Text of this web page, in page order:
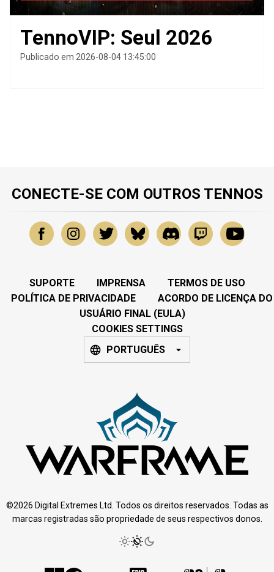
TennoVIP: Seul 2026
Publicado em 2026-08-04 13:45:00
CONECTE-SE COM OUTROS TENNOS
SUPORTE IMPRENSA
TERMOS DE USO
POLÍTICA DE PRIVACIDADE
ACORDO DE LICENÇA DO
USUÁRIO FINAL (EULA)
COOKIES SETTINGS
PORTUGUÊS
©2026 Digital Extremes Ltd. Todos os direitos reservados. Todas as
marcas registradas são propriedade de seus respectivos donos.